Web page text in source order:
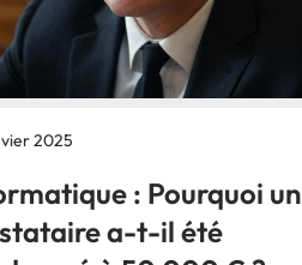
2025
: Pourquoi un
a-t-il été